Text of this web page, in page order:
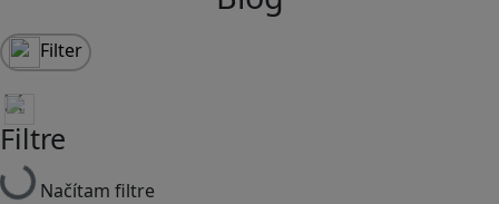
Filter
Filtre
Načítam filtre